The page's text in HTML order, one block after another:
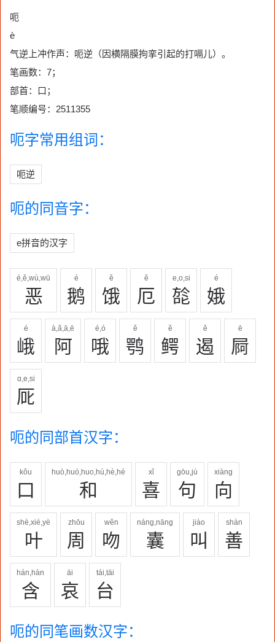
呃
è
气逆上冲作声：呃逆（因横隔膜拘挛引起的打嗝儿）。
笔画数：7；
部首：口；
笔顺编号：2511355
呃字常用组词：
呃逆
呃的同音字：
e拼音的汉字
é,ě,wù,wū
恶
é
鹅
ě
饿
ě
厄
e,o,si
旕
é
娥
é
峨
à,ǎ,ā,ē
阿
é,ó
哦
ě
鹗
ě
鳄
ě
遏
ē
屙
ɑ,e,si
厑
呃的同部首汉字：
kǒu
口
huò,huó,huo,hú,hè,hé
和
xǐ
喜
gōu,jù
句
xiàng
向
shè,xié,yè
叶
zhōu
周
wěn
吻
náng,nāng
囊
jiào
叫
shàn
善
hán,hàn
含
āi
哀
tái,tāi
台
呃的同笔画数汉字：